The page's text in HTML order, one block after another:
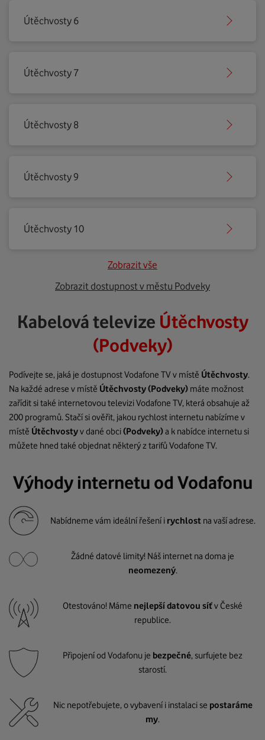
Útěchvosty 6
Útěchvosty 7
Útěchvosty 8
Útěchvosty 9
Útěchvosty 10
Zobrazit vše
Zobrazit dostupnost v městu Podveky
Kabelová televize Útěchvosty
(Podveky)
Podívejte se, jaká je dostupnost Vodafone TV v místě Útěchvosty.
Na každé adrese v místě Útěchvosty(Podveky) máte možnost
zařídit si také internetovou televizi Vodafone TV, která obsahuje až
200 programů. Stačí si ověřit, jakou rychlost internetu nabízíme v
místě Útěchvostyv dané obci(Podveky)a k nabídce internetu si
můžete hned také objednat některý z tarifů Vodafone TV.
Výhody internetu od Vodafonu
Nabídneme vám ideální řešení i rychlost na vaší adrese.
Žádné datové limity! Náš internet na doma je
neomezený.
Otestováno! Máme nejlepší datovou síťv České
republice.
Připojení od Vodafonu je bezpečné, surfujete bez
starostí.
Nic nepotřebujete, o vybavení i instalaci se postaráme
my.